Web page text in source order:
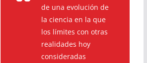
de una evolución de
la ciencia en la que
los límites con otras
realidades hoy
consideradas